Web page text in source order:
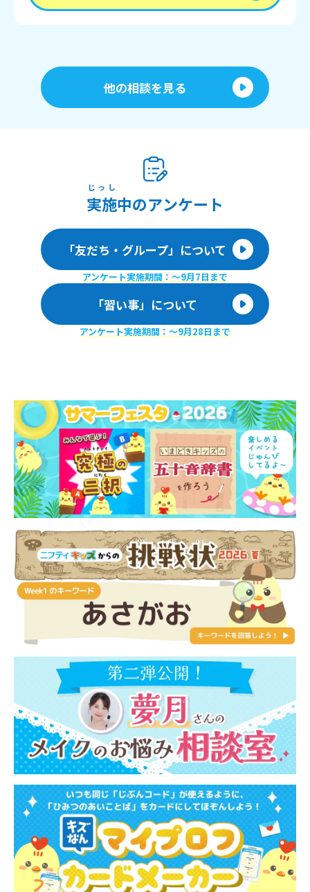
他の相談を見る
実施
じっし
中のアンケート
「友だち・グループ」について
アンケート実施期間：〜9月7日まで
「習い事」について
アンケート実施期間：〜9月28日まで